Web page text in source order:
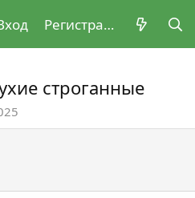
Регистрация
строганные